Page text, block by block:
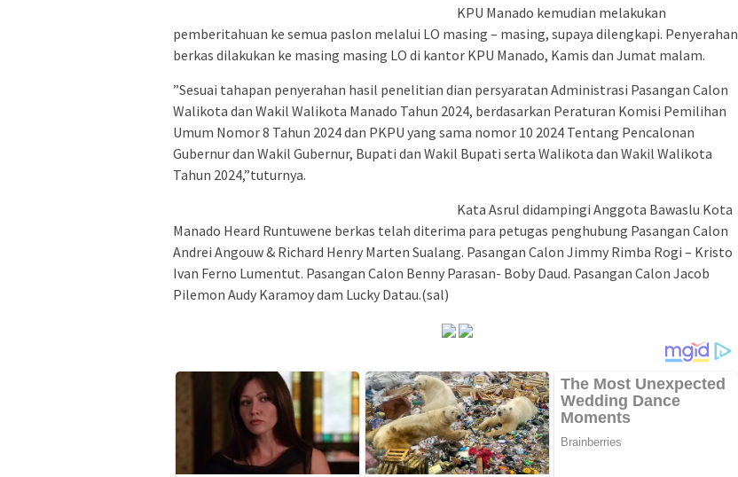
KPU Manado kemudian melakukan
pemberitahuan ke semua paslon melalui LO masing – masing, supaya dilengkapi. Penyerahan
berkas dilakukan ke masing masing LO di kantor KPU Manado, Kamis dan Jumat malam.
”Sesuai tahapan penyerahan hasil penelitian dian persyaratan Administrasi Pasangan Calon
Walikota dan Wakil Walikota Manado Tahun 2024, berdasarkan Peraturan Komisi Pemilihan
Umum Nomor 8 Tahun 2024 dan PKPU yang sama nomor 10 2024 Tentang Pencalonan
Gubernur dan Wakil Gubernur, Bupati dan Wakil Bupati serta Walikota dan Wakil Walikota
Tahun 2024,”tuturnya.
Kata Asrul didampingi Anggota Bawaslu Kota
Manado Heard Runtuwene berkas telah diterima para petugas penghubung Pasangan Calon
Andrei Angouw & Richard Henry Marten Sualang. Pasangan Calon Jimmy Rimba Rogi – Kristo
Ivan Ferno Lumentut. Pasangan Calon Benny Parasan- Boby Daud. Pasangan Calon Jacob
Pilemon Audy Karamoy dam Lucky Datau.(sal)